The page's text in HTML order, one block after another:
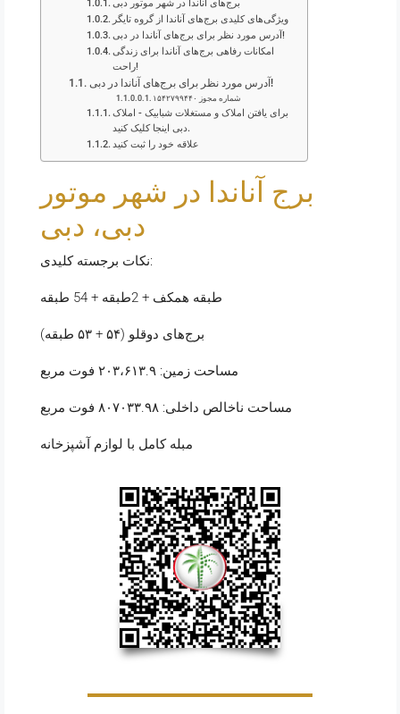
برج‌های آناندا در شهر موتور دبی
ویژگی‌های کلیدی برج‌های آناندا از گروه تایگر
آدرس مورد نظر برای برج‌های آناندا در دبی!
امکانات رفاهی برج‌های آناندا برای زندگی
راحت!
آدرس مورد نظر برای برج‌های آناندا در دبی!
شماره مجوز ۱۵۴۲۷۹۹۴۴۰
برای یافتن املاک و مستغلات شبابیک - املاک
دبی اینجا کلیک کنید.
علاقه خود را ثبت کنید
برج آناندا در شهر موتور
دبی، دبی
نکات برجسته کلیدی:
طبقه همکف + 2طبقه + 54 طبقه
برج‌های دوقلو (۵۴ + ۵۳ طبقه)
مساحت زمین: ۲۰۳،۶۱۳.۹ فوت مربع
مساحت ناخالص داخلی: ۸۰۷۰۳۳.۹۸ فوت مربع
مبله کامل با لوازم آشپزخانه